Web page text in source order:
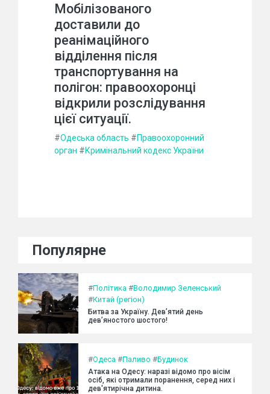
Мобілізованого
доставили до
реанімаційного
відділення після
транспортування на
полігон: правоохоронці
відкрили розслідування
цієї ситуації.
#Одеська область #Правоохоронний
орган #Кримінальний кодекс України
Популярне
#Політика #Володимир Зеленський
#Китай (регіон)
Битва за Україну. Дев’ятий день
дев’яностого шостого!
#Одеса #Паливо #Будинок
Атака на Одесу: наразі відомо про вісім
осіб, які отримали поранення, серед них і
дев'ятирічна дитина.